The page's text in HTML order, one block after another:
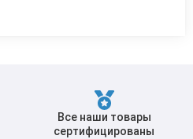
Все наши товары
сертифицированы